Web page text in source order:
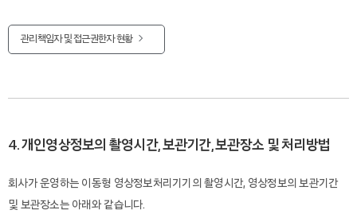
관리책임자 및 접근권한자 현황
4. 개인영상정보의 촬영시간, 보관기간, 보관장소 및 처리방법
회사가 운영하는 이동형 영상정보처리기기의 촬영시간, 영상정보의 보관기간
및 보관장소는 아래와 같습니다.